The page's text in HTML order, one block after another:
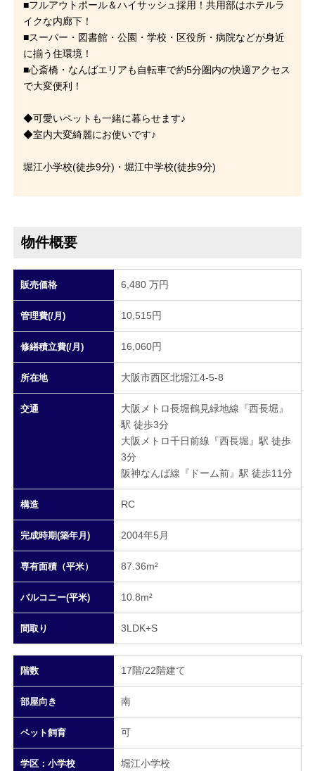
■フルアウトポール＆ハイサッシュ採用！共用部はホテルラ
イクな内廊下！
■スーパー・図書館・公園・学校・区役所・病院などが身近
に揃う住環境！
■心斎橋・なんばエリアも自転車で約5分圏内の快適アクセス
で大変便利！
◆可愛いペットも一緒に暮らせます♪
◆室内大変綺麗にお使いです♪
堀江小学校(徒歩9分)・堀江中学校(徒歩9分)
物件概要
販売価格 6,480 万円
管理費(/月) 10,515円
修繕積立費(/月) 16,060円
所在地 大阪市西区北堀江4-5-8
交通
大阪メトロ長堀鶴見緑地線『西長堀』
駅 徒歩3分
大阪メトロ千日前線『西長堀』駅 徒歩
3分
阪神なんば線『ドーム前』駅 徒歩11分
構造 RC
完成時期(築年月) 2004年5月
専有面積（平米） 87.36m²
バルコニー(平米) 10.8m²
間取り 3LDK+S
階数 17階/22階建て
部屋向き 南
ペット飼育 可
学区：小学校 堀江小学校